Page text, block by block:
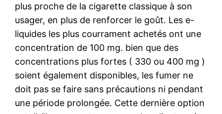
plus proche de la cigarette classique à son
usager, en plus de renforcer le goût. Les e-
liquides les plus courrament achetés ont une
concentration de 100 mg. bien que des
concentrations plus fortes ( 330 ou 400 mg )
soient également disponibles, les fumer ne
doit pas se faire sans précautions ni pendant
une période prolongée. Cette dernière option